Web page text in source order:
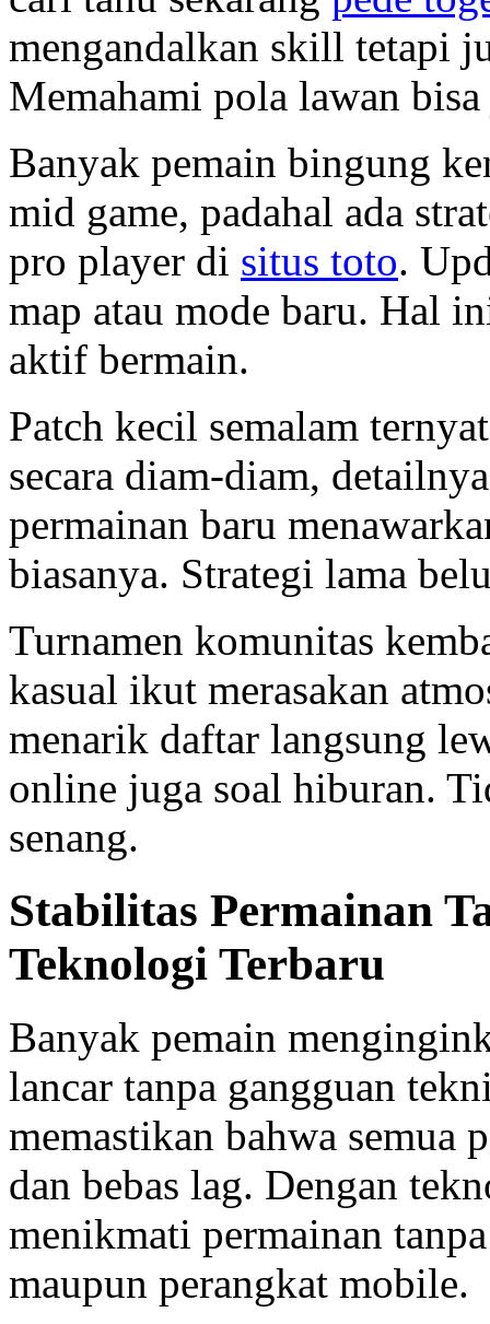
mengandalkan skill tetapi
Memahami pola lawan
Banyak pemain bingung
mid game, padahal ada
pro player di situs toto.
map atau mode baru. Hal
aktif bermain.
Patch kecil semalam
secara diam-diam,
permainan baru
biasanya. Strategi lama
Turnamen komunitas
kasual ikut merasakan
menarik daftar langsung
online juga soal hiburan.
senang.
Stabilitas Permainan
Teknologi Terbaru
Banyak pemain
lancar tanpa gangguan
memastikan bahwa semua
dan bebas lag. Dengan
menikmati permainan
maupun perangkat mobile.